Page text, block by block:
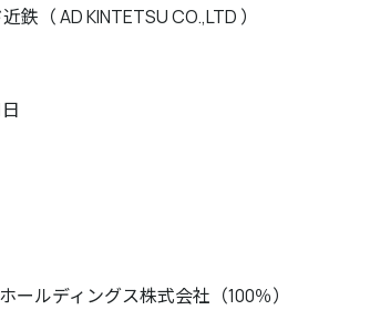
鉄（ AD KINTETSU CO.,LTD ）
ールディングス株式会社（100％）